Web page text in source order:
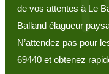
de vos attentes à Le
Balland élagueur
N’attendez pas pour
69440 et obtenez